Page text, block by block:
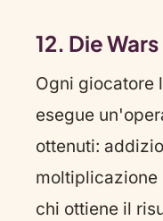
12. Die Wars
Ogni giocatore
esegue
ottenuti:
moltiplicazione
chi ottiene il